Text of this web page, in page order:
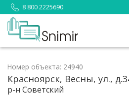
8 800 2225690
Номер объекта: 24940
Красноярск, Весны, ул.,
р-н Советский